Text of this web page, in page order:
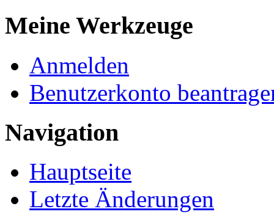
Meine Werkzeuge
Anmelden
Benutzerkonto
Navigation
Hauptseite
Letzte Änderungen